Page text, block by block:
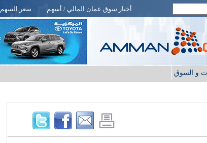
أخبار سوق عمان المالي / أسهم سعر السهم
و السوق